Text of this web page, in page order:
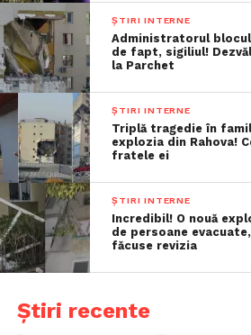
ȘTIRI INTERNE
Administratorul
de fapt, sigiliul!
la Parchet
ȘTIRI INTERNE
Triplă tragedie în
explozia din Rahova!
fratele ei
ȘTIRI INTERNE
Incredibil! O nouă
de persoane
făcuse revizia
Știri recente